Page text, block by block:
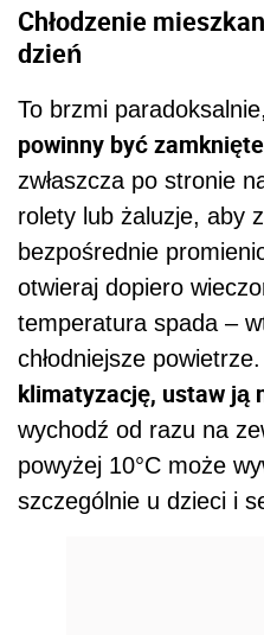
Chłodzenie
dzień
To brzmi
powinny być
zwłaszcza po stronie
rolety lub żaluzje, aby
bezpośrednie
otwieraj dopiero
temperatura spada –
chłodniejsze powietrze.
klimatyzację, ustaw ją
wychodź od razu na
powyżej 10°C może
szczególnie u dzieci i